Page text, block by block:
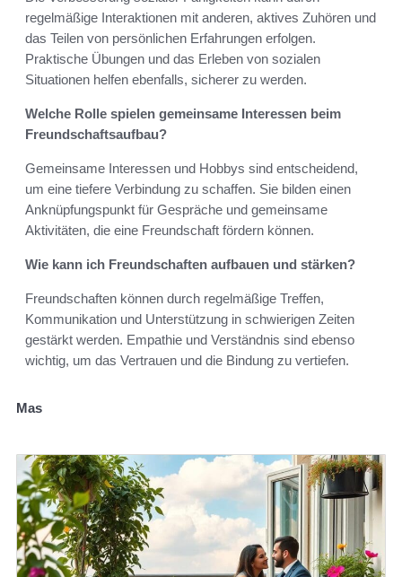
regelmäßige Interaktionen mit anderen, aktives Zuhören und
das Teilen von persönlichen Erfahrungen erfolgen.
Praktische Übungen und das Erleben von sozialen
Situationen helfen ebenfalls, sicherer zu werden.
Welche Rolle spielen gemeinsame Interessen beim
Freundschaftsaufbau?
Gemeinsame Interessen und Hobbys sind entscheidend,
um eine tiefere Verbindung zu schaffen. Sie bilden einen
Anknüpfungspunkt für Gespräche und gemeinsame
Aktivitäten, die eine Freundschaft fördern können.
Wie kann ich Freundschaften aufbauen und stärken?
Freundschaften können durch regelmäßige Treffen,
Kommunikation und Unterstützung in schwierigen Zeiten
gestärkt werden. Empathie und Verständnis sind ebenso
wichtig, um das Vertrauen und die Bindung zu vertiefen.
Mas